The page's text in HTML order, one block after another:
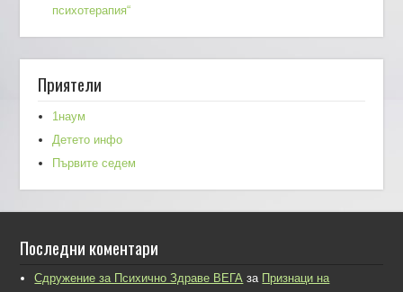
психотерапия“
Приятели
1наум
Детето инфо
Първите седем
Последни коментари
Сдружение за Психично Здраве ВЕГА за Признаци на